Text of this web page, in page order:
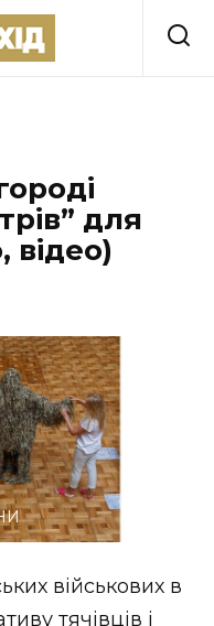
для
відео)
військових в
тячівців і